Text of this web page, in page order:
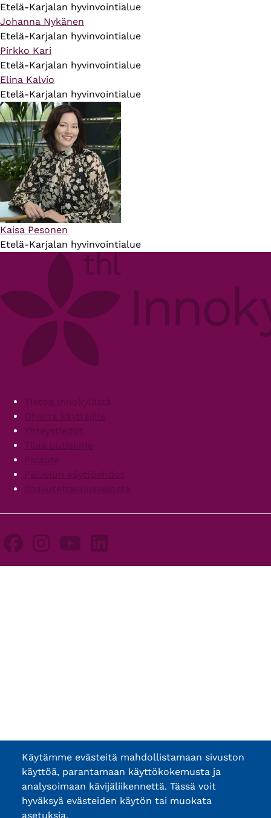
Etelä-Karjalan hyvinvointialue
Johanna Nykänen
Etelä-Karjalan hyvinvointialue
Pirkko Kari
Etelä-Karjalan hyvinvointialue
Elina Kalvio
Etelä-Karjalan hyvinvointialue
Kaisa Pesonen
Etelä-Karjalan hyvinvointialue
FooterTietoa Innokylästä
Ohjeita käyttäjille
Yhteystiedot
Tilaa uutiskirje
Palaute
Palvelun käyttöehdot
Saavutettavuusseloste
Käytämme evästeitä mahdollistamaan sivuston
käyttöä, parantamaan käyttökokemusta ja
analysoimaan kävijäliikennettä. Tässä voit
hyväksyä evästeiden käytön tai muokata
asetuksia.